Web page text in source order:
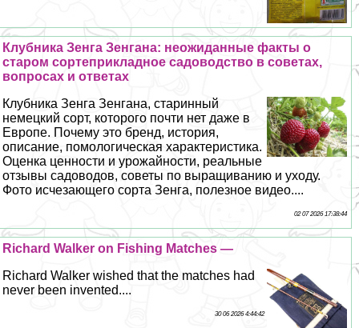
Клубника Зенга Зенгана: неожиданные факты о
старом сортеприкладное садоводство в советах,
вопросах и ответах
Клубника Зенга Зенгана, старинный
немецкий сорт, которого почти нет даже в
Европе. Почему это бренд, история,
описание, помологическая хаpaктеристика.
Оценка ценности и урожайности, реальные
отзывы садоводов, советы по выращиванию и уходу.
Фото исчезающего сорта Зенга, полезное видео....
02 07 2026 17:38:44
Richard Walker on Fishing Matches —
Richard Walker wished that the matches had
never been invented....
30 06 2026 4:44:42